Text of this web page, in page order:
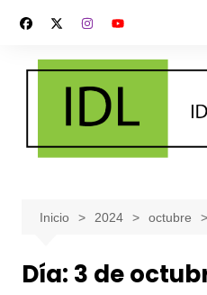
contenido
Inicio 2024 octubre
Día: 3 de